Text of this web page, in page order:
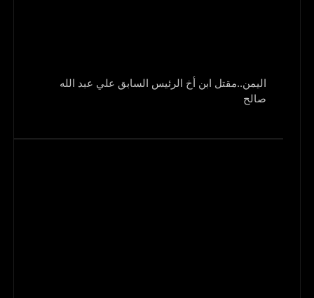
اليمن..مقتل ابن أخ الرئيس السابق علي عبد الله
صالح